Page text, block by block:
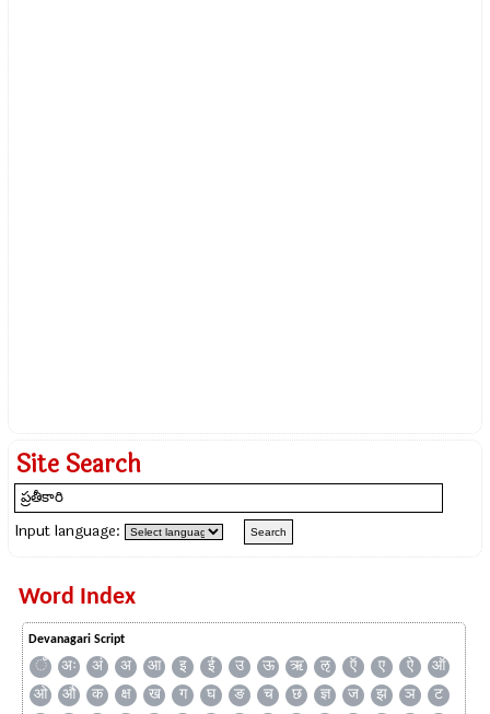
Site Search
Input language:
Word Index
Devanagari Script
ँ अः अं अ आ इ ई उ ऊ ऋ ऌ ऍ ए ऐ
ऑ
ओ
औ क क्ष ख ग घ ङ च छ ज्ञ ज झ ञ
ट